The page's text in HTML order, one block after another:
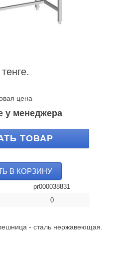
тенге.
цена
у менеджера
ТОВАР
В КОРЗИНУ
pr000038831
0
- сталь нержавеющая.